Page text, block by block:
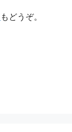
もどうぞ。